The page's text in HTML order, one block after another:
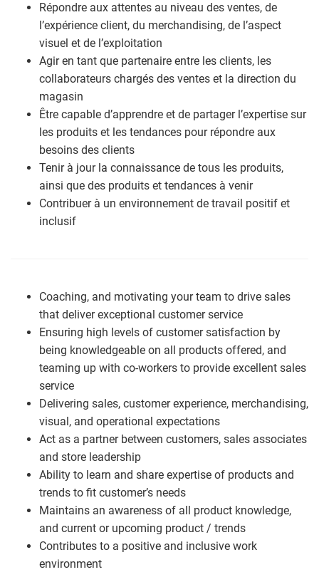
Répondre aux attentes au niveau des ventes, de
l’expérience client, du merchandising, de l’aspect
visuel et de l’exploitation
Agir en tant que partenaire entre les clients, les
collaborateurs chargés des ventes et la direction du
magasin
Être capable d’apprendre et de partager l’expertise sur
les produits et les tendances pour répondre aux
besoins des clients
Tenir à jour la connaissance de tous les produits,
ainsi que des produits et tendances à venir
Contribuer à un environnement de travail positif et
inclusif
Coaching, and motivating your team to drive sales
that deliver exceptional customer service
Ensuring high levels of customer satisfaction by
being knowledgeable on all products offered, and
teaming up with co-workers to provide excellent sales
service
Delivering sales, customer experience, merchandising,
visual, and operational expectations
Act as a partner between customers, sales associates
and store leadership
Ability to learn and share expertise of products and
trends to fit customer’s needs
Maintains an awareness of all product knowledge,
and current or upcoming product / trends
Contributes to a positive and inclusive work
environment